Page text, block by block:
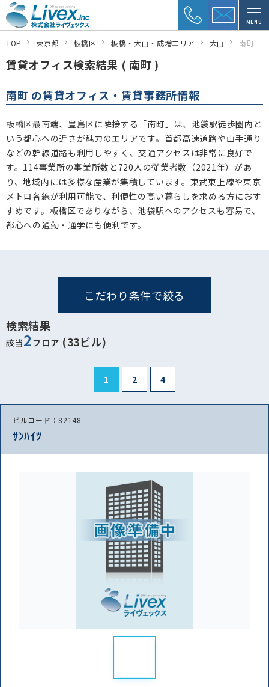
MENU
TOP 東京都 板橋区 板橋・大山・成増エリア 大山 南町
賃貸オフィス検索結果 ( 南町 )
南町 の賃貸オフィス・賃貸事務所情報
板橋区最南端、豊島区に隣接する「南町」は、池袋駅徒歩圏内と
いう都心への近さが魅力のエリアです。首都高速道路や山手通り
などの幹線道路も利用しやすく、交通アクセスは非常に良好で
す。114事業所の事業所数と720人の従業者数（2021年）があ
り、地域内には多様な産業が集積しています。東武東上線や東京
メトロ各線が利用可能で、利便性の高い暮らしを求める方におす
すめです。板橋区でありながら、池袋駅へのアクセスも容易で、
都心への通勤・通学にも便利です。
こだわり条件で絞る
検索結果
該当2 フロア (33ビル)
1 2 4
ビルコード：82148
ｻﾝﾊｲﾂ